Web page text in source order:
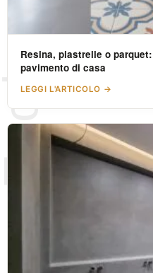
Resina, piastrelle o
pavimento di casa
LEGGI L'ARTICOLO →